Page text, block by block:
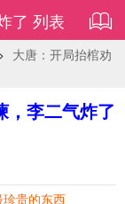
了 列表
大唐：开局抬棺劝
，李二气炸了
贵的东西